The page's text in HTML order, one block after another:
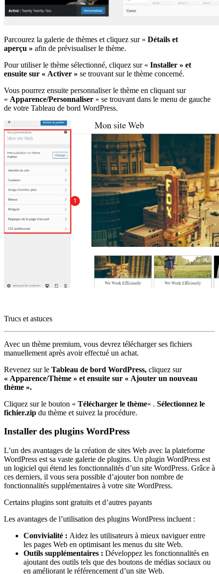
Parcourez la galerie de thèmes et cliquez sur « Détails et
aperçu » afin de prévisualiser le thème.
Pour utiliser le thème sélectionné, cliquez sur « Installer » et
ensuite sur « Activer » se trouvant sur le thème concerné.
Vous pourrez ensuite personnaliser le thème en cliquant sur
« Apparence/Personnaliser » se trouvant dans le menu de gauche
de votre Tableau de bord WordPress.
Trucs et astuces
Avec un thème premium, vous devrez télécharger ses fichiers
manuellement après avoir effectué un achat.
Revenez sur le Tableau de bord WordPress, cliquez sur
« Apparence/Thème » et ensuite sur « Ajouter un nouveau
thème ».
Cliquez sur le bouton « Télécharger le thème« . Sélectionnez le
fichier.zip du thème et suivez la procédure.
Installer des plugins WordPress
L’un des avantages de la création de sites Web avec la plateforme
WordPress est sa vaste galerie de plugins. Un plugin WordPress est
un logiciel qui étend les fonctionnalités d’un site WordPress. Grâce à
ces derniers, il vous sera possible d’ajouter bon nombre de
fonctionnalités supplémentaires à votre site WordPress.
Certains plugins sont gratuits et d’autres payants
Les avantages de l’utilisation des plugins WordPress incluent :
Convivialité : Aidez les utilisateurs à mieux naviguer entre
les pages Web en optimisant les menus du site Web.
Outils supplémentaires : Développez les fonctionnalités en
ajoutant des outils tels que des boutons de médias sociaux ou
en améliorant le référencement d’un site Web.